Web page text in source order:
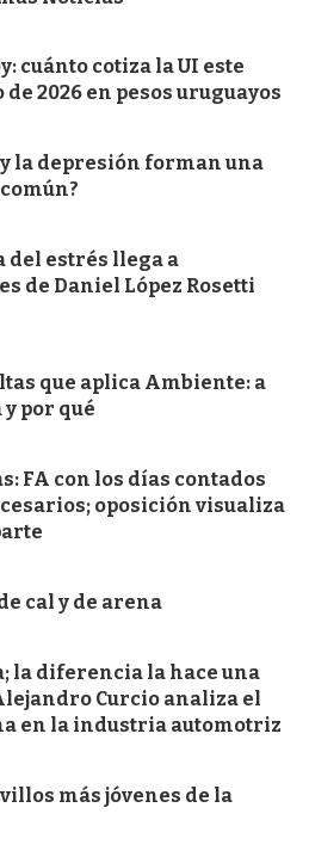
cuánto cotiza la UI este
2026 en pesos uruguayos
la depresión forman una
del estrés llega a
de Daniel López Rosetti
que aplica Ambiente: a
por qué
FA con los días contados
oposición visualiza
cal y de arena
la diferencia la hace una
Curcio analiza el
en la industria automotriz
más jóvenes de la